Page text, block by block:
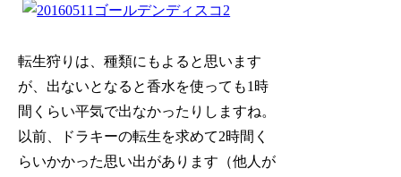
転生狩りは、種類にもよると思います
が、出ないとなると香水を使っても1時
間くらい平気で出なかったりしますね。
以前、ドラキーの転生を求めて2時間く
らいかかった思い出があります（他人が